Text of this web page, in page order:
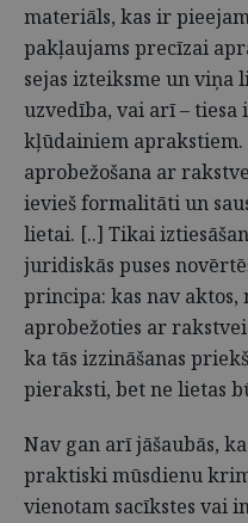
materiāls, kas ir
pakļaujams precīzai
sejas izteiksme un viņa
uzvedība, vai arī – tiesa
kļūdainiem aprakstiem.
aprobežošana ar
ievieš formalitāti un
lietai. [..] Tikai
juridiskās puses
principa: kas nav
aprobežoties ar
ka tās izzināšanas
pieraksti, bet ne lietas
Nav gan arī jāšaubās,
praktiski mūsdienu
vienotam sacīkstes vai